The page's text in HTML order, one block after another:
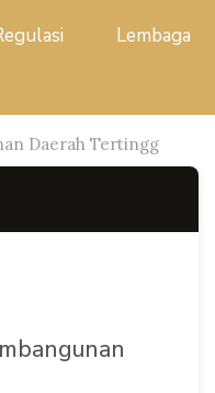
Lembaga
Daerah Tertingg